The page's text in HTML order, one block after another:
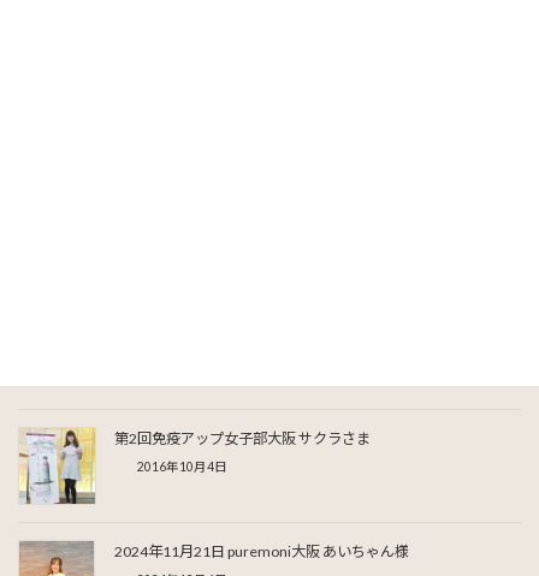
第2回免疫アップ女子部大阪 サクラさま
2016年10月4日
2024年11月21日 puremoni大阪 あいちゃん様